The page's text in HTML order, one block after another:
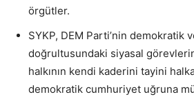
örgütler.
SYKP, DEM Parti’nin demokratik
doğrultusundaki siyasal
halkının kendi kaderini tayini
demokratik cumhuriyet uğruna